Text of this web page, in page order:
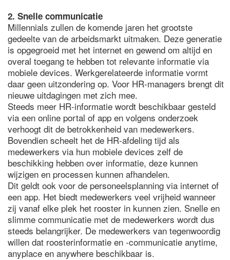
2. Snelle communicatie
Millennials zullen de komende jaren het grootste
gedeelte van de arbeidsmarkt uitmaken. Deze generatie
is opgegroeid met het internet en gewend om altijd en
overal toegang te hebben tot relevante informatie via
mobiele devices. Werkgerelateerde informatie vormt
daar geen uitzondering op. Voor HR-managers brengt dit
nieuwe uitdagingen met zich mee.
Steeds meer HR-informatie wordt beschikbaar gesteld
via een online portal of app en volgens onderzoek
verhoogt dit de betrokkenheid van medewerkers.
Bovendien scheelt het de HR-afdeling tijd als
medewerkers via hun mobiele devices zelf de
beschikking hebben over informatie, deze kunnen
wijzigen en processen kunnen afhandelen.
Dit geldt ook voor de personeelsplanning via internet of
een app. Het biedt medewerkers veel vrijheid wanneer
zij vanaf elke plek het rooster in kunnen zien. Snelle en
slimme communicatie met de medewerkers wordt dus
steeds belangrijker. De medewerkers van tegenwoordig
willen dat roosterinformatie en -communicatie anytime,
anyplace en anywhere beschikbaar is.